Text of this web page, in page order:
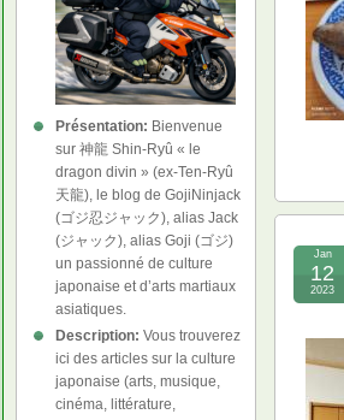
Jan
12
2023
Présentation: Bienvenue
sur 神龍 Shin-Ryû « le
dragon divin » (ex-Ten-Ryû
天龍), le blog de GojiNinjack
(ゴジ忍ジャック), alias Jack
(ジャック), alias Goji (ゴジ)
un passionné de culture
japonaise et d’arts martiaux
asiatiques.
Description: Vous trouverez
ici des articles sur la culture
japonaise (arts, musique,
cinéma, littérature,